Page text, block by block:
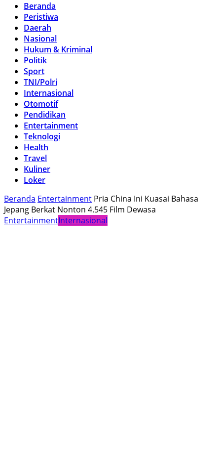
Beranda
Peristiwa
Daerah
Nasional
Hukum & Kriminal
Politik
Sport
TNI/Polri
Internasional
Otomotif
Pendidikan
Entertainment
Teknologi
Health
Travel
Kuliner
Loker
Beranda Entertainment Pria China Ini Kuasai Bahasa
Jepang Berkat Nonton 4.545 Film Dewasa
EntertainmentInternasional